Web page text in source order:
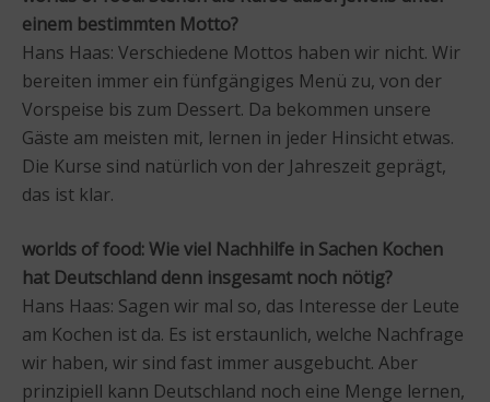
einem bestimmten Motto?
Hans Haas: Verschiedene Mottos haben wir nicht. Wir
bereiten immer ein fünfgängiges Menü zu, von der
Vorspeise bis zum Dessert. Da bekommen unsere
Gäste am meisten mit, lernen in jeder Hinsicht etwas.
Die Kurse sind natürlich von der Jahreszeit geprägt,
das ist klar.
worlds of food: Wie viel Nachhilfe in Sachen Kochen
hat Deutschland denn insgesamt noch nötig?
Hans Haas: Sagen wir mal so, das Interesse der Leute
am Kochen ist da. Es ist erstaunlich, welche Nachfrage
wir haben, wir sind fast immer ausgebucht. Aber
prinzipiell kann Deutschland noch eine Menge lernen,